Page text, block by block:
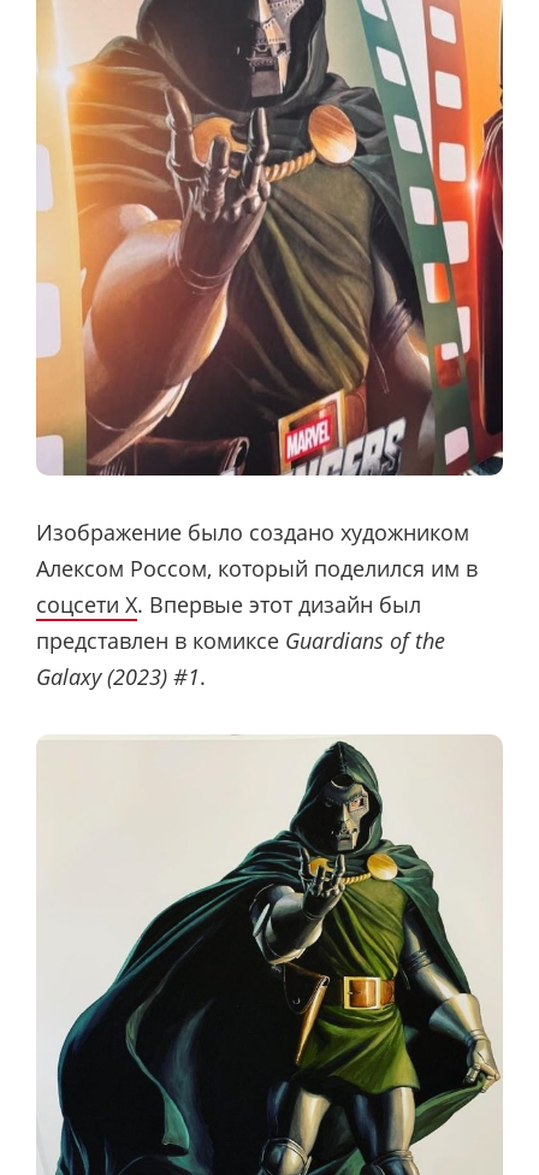
Изображение было создано художником
Алексом Россом, который поделился им в
соцсети X. Впервые этот дизайн был
представлен в комиксе Guardians of the
Galaxy (2023) #1.